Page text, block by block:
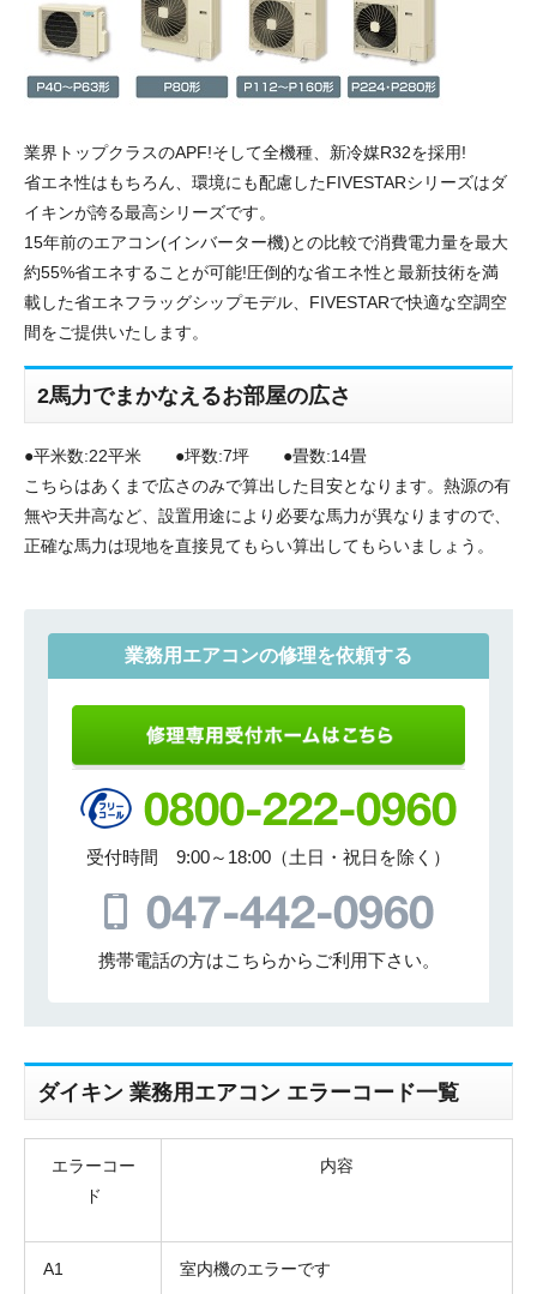
業界トップクラスのAPF!そして全機種、新冷媒R32を採用!
省エネ性はもちろん、環境にも配慮したFIVESTARシリーズはダ
イキンが誇る最高シリーズです。
15年前のエアコン(インバーター機)との比較で消費電力量を最大
約55%省エネすることが可能!圧倒的な省エネ性と最新技術を満
載した省エネフラッグシップモデル、FIVESTARで快適な空調空
間をご提供いたします。
2馬力でまかなえるお部屋の広さ
●平米数:22平米 ●坪数:7坪 ●畳数:14畳
こちらはあくまで広さのみで算出した目安となります。熱源の有
無や天井高など、設置用途により必要な馬力が異なりますので、
正確な馬力は現地を直接見てもらい算出してもらいましょう。
業務用エアコンの修理を依頼する
受付時間 9:00～18:00（土日・祝日を除く）
携帯電話の方はこちらからご利用下さい。
ダイキン 業務用エアコン エラーコード一覧
エラーコー
ド
内容
A1 室内機のエラーです